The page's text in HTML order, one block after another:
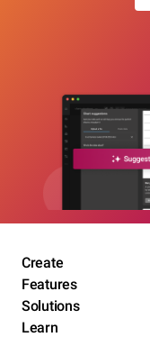
Create
Features
Solutions
Learn